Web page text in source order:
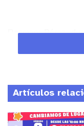
Rosmary Pérez,
nuestro medio que:
parte, agregó que
con los artículos
constante
Artículos